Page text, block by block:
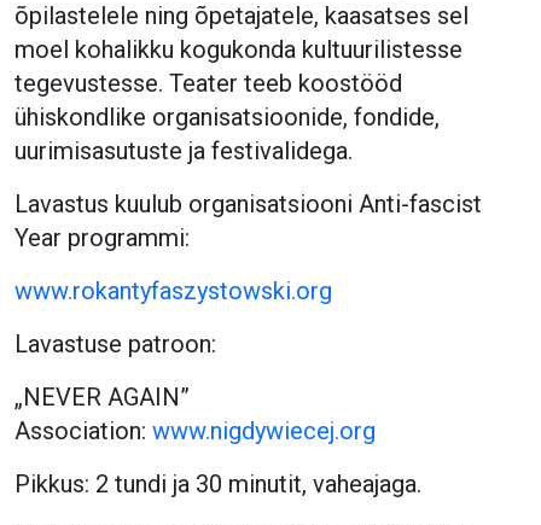
õpilastelele ning õpetajatele, kaasatses sel
moel kohalikku kogukonda kultuurilistesse
tegevustesse. Teater teeb koostööd
ühiskondlike organisatsioonide, fondide,
uurimisasutuste ja festivalidega.
Lavastus kuulub organisatsiooni Anti-fascist
Year programmi:
www.rokantyfaszystowski.org
Lavastuse patroon:
„NEVER AGAIN”
Association: www.nigdywiecej.org
Pikkus: 2 tundi ja 30 minutit, vaheajaga.